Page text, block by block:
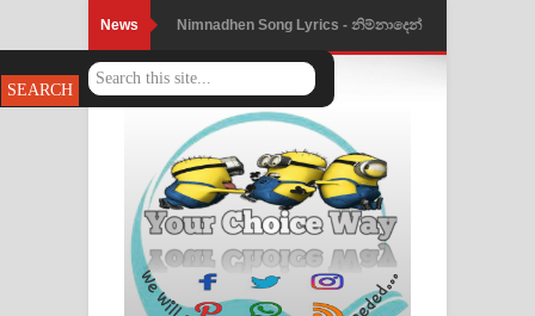
News Nimnadhen Song Lyrics - නිම්නාදෙන්
ගීතයේ පද පෙළ
Obamai Mage Adare Song Lyrics -
ඔබමයි මගේ ආදරේ ගීතයේ පද පෙළ
Pansal Gihin Song Lyrics - පන්සල් ගිහිං
ගීතයේ පද පෙළ